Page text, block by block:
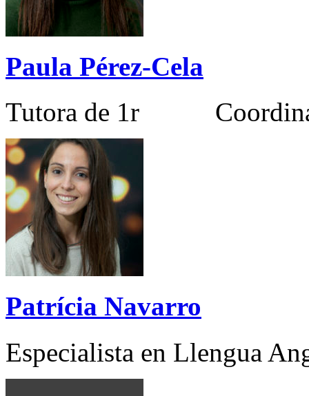
Paula Pérez-Cela
Tutora de 1r
Patrícia Navarro
Especialista en Llengua